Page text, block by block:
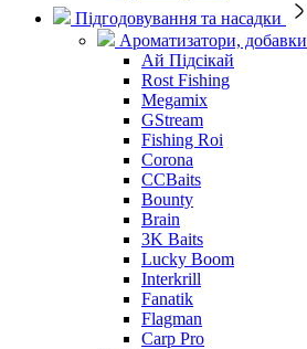
Підгодовування та насадки
Ароматизатори, добавки
Ай Підсікай
Rost Fishing
Megamix
GStream
Fishing Roi
Corona
CCBaits
Bounty
Brain
3K Baits
Lucky Boom
Interkrill
Fanatik
Flagman
Carp Pro